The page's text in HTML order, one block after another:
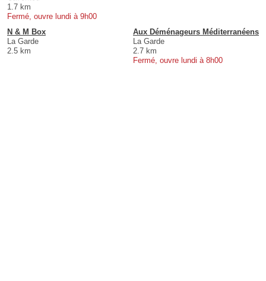
1.7 km
Fermé, ouvre lundi à 9h00
N & M Box
La Garde
2.5 km
Aux Déménageurs Méditerranéens
La Garde
2.7 km
Fermé, ouvre lundi à 8h00